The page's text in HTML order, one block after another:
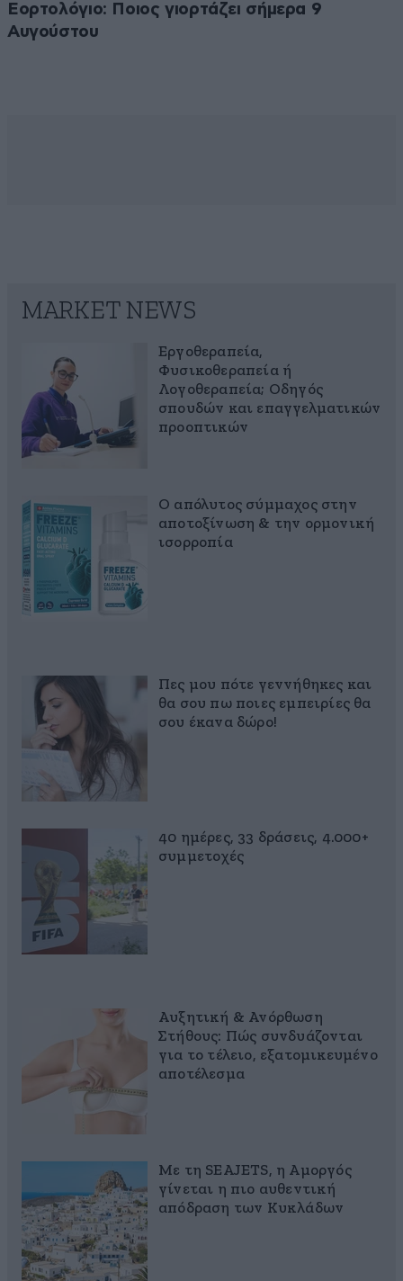
Εορτολόγιο: Ποιος γιορτάζει σήμερα 9
Αυγούστου
MARKET NEWS
Εργοθεραπεία,
Φυσικοθεραπεία ή
Λογοθεραπεία; Οδηγός
σπουδών και επαγγελματικών
προοπτικών
Ο απόλυτος σύμμαχος στην
αποτοξίνωση & την ορμονική
ισορροπία
Πες μου πότε γεννήθηκες και
θα σου πω ποιες εμπειρίες θα
σου έκανα δώρο!
40 ημέρες, 33 δράσεις, 4.000+
συμμετοχές
Αυξητική & Ανόρθωση
Στήθους: Πώς συνδυάζονται
για το τέλειο, εξατομικευμένο
αποτέλεσμα
Με τη SEAJETS, η Αμοργός
γίνεται η πιο αυθεντική
απόδραση των Κυκλάδων